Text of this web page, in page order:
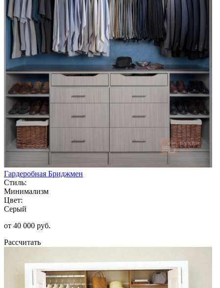
Гардеробная Бриджмен
Стиль:
Минимализм
Цвет:
Серый
от 40 000 руб.
Рассчитать